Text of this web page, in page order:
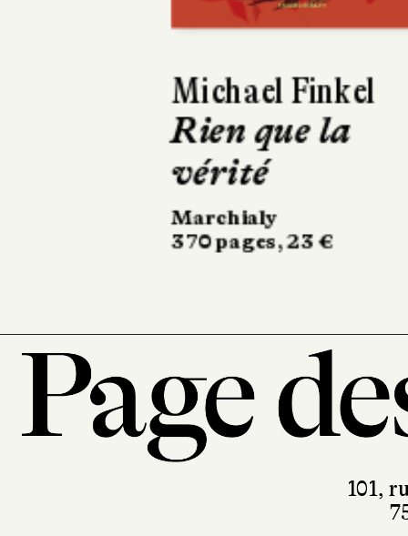
Emmanuel
Sur la route
la Loire
Stock
266 pages, 20,90 €
101,